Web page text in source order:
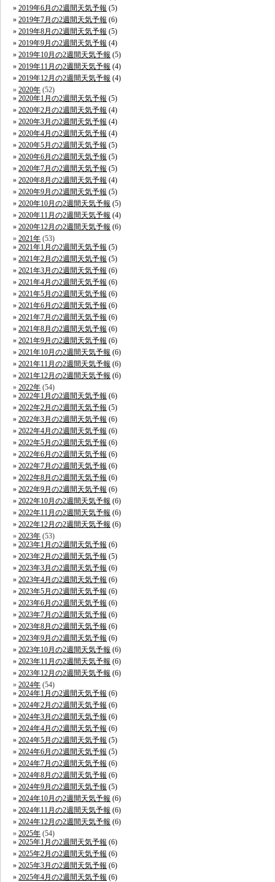
2019年6月の2週間天気予報 (5)
2019年7月の2週間天気予報 (6)
2019年8月の2週間天気予報 (5)
2019年9月の2週間天気予報 (4)
2019年10月の2週間天気予報 (5)
2019年11月の2週間天気予報 (4)
2019年12月の2週間天気予報 (4)
2020年 (52)
2020年1月の2週間天気予報 (5)
2020年2月の2週間天気予報 (4)
2020年3月の2週間天気予報 (4)
2020年4月の2週間天気予報 (4)
2020年5月の2週間天気予報 (5)
2020年6月の2週間天気予報 (5)
2020年7月の2週間天気予報 (5)
2020年8月の2週間天気予報 (4)
2020年9月の2週間天気予報 (5)
2020年10月の2週間天気予報 (5)
2020年11月の2週間天気予報 (4)
2020年12月の2週間天気予報 (6)
2021年 (53)
2021年1月の2週間天気予報 (5)
2021年2月の2週間天気予報 (5)
2021年3月の2週間天気予報 (6)
2021年4月の2週間天気予報 (6)
2021年5月の2週間天気予報 (6)
2021年6月の2週間天気予報 (6)
2021年7月の2週間天気予報 (6)
2021年8月の2週間天気予報 (6)
2021年9月の2週間天気予報 (6)
2021年10月の2週間天気予報 (6)
2021年11月の2週間天気予報 (6)
2021年12月の2週間天気予報 (6)
2022年 (54)
2022年1月の2週間天気予報 (6)
2022年2月の2週間天気予報 (5)
2022年3月の2週間天気予報 (6)
2022年4月の2週間天気予報 (6)
2022年5月の2週間天気予報 (6)
2022年6月の2週間天気予報 (6)
2022年7月の2週間天気予報 (6)
2022年8月の2週間天気予報 (6)
2022年9月の2週間天気予報 (6)
2022年10月の2週間天気予報 (6)
2022年11月の2週間天気予報 (6)
2022年12月の2週間天気予報 (6)
2023年 (53)
2023年1月の2週間天気予報 (6)
2023年2月の2週間天気予報 (5)
2023年3月の2週間天気予報 (6)
2023年4月の2週間天気予報 (6)
2023年5月の2週間天気予報 (6)
2023年6月の2週間天気予報 (6)
2023年7月の2週間天気予報 (6)
2023年8月の2週間天気予報 (6)
2023年9月の2週間天気予報 (6)
2023年10月の2週間天気予報 (6)
2023年11月の2週間天気予報 (6)
2023年12月の2週間天気予報 (6)
2024年 (54)
2024年1月の2週間天気予報 (6)
2024年2月の2週間天気予報 (6)
2024年3月の2週間天気予報 (6)
2024年4月の2週間天気予報 (6)
2024年5月の2週間天気予報 (5)
2024年6月の2週間天気予報 (5)
2024年7月の2週間天気予報 (6)
2024年8月の2週間天気予報 (6)
2024年9月の2週間天気予報 (5)
2024年10月の2週間天気予報 (6)
2024年11月の2週間天気予報 (6)
2024年12月の2週間天気予報 (6)
2025年 (54)
2025年1月の2週間天気予報 (6)
2025年2月の2週間天気予報 (6)
2025年3月の2週間天気予報 (6)
2025年4月の2週間天気予報 (6)